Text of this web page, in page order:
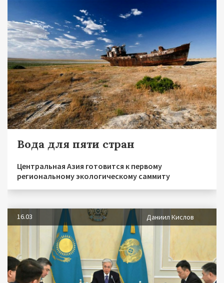
Вода для пяти стран
Центральная Азия готовится к первому
региональному экологическому саммиту
16.03 Даниил Кислов